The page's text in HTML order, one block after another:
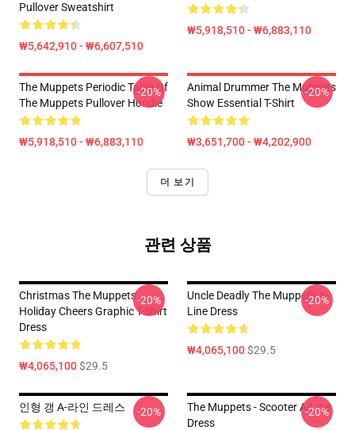
Pullover Sweatshirt
₩5,642,910 - ₩6,607,510
₩5,918,510 - ₩6,883,110
The Muppets Periodic Table Of
The Muppets Pullover Hoodie
₩5,918,510 - ₩6,883,110
-20%
Animal Drummer The Muppets
Show Essential T-Shirt
₩3,651,700 - ₩4,202,900
-20%
더 보기
관련 상품
Christmas The Muppets
Holiday Cheers Graphic T-Shirt
Dress
₩4,065,100$29.5
-20%
Uncle Deadly The Muppets A-
Line Dress
₩4,065,100$29.5
-20%
인형 갱 A-라인 드레스 -20%
The Muppets - Scooter A-Line
Dress
-20%